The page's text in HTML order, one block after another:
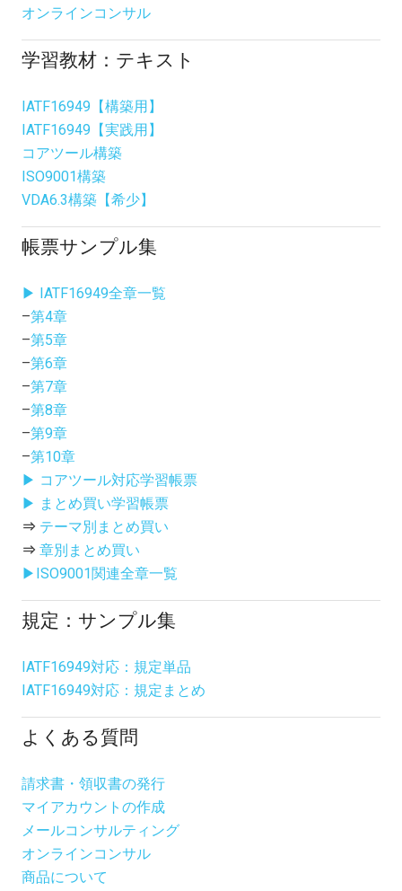
オンラインコンサル
学習教材：テキスト
IATF16949【構築用】
IATF16949【実践用】
コアツール構築
ISO9001構築
VDA6.3構築【希少】
帳票サンプル集
▶ IATF16949全章一覧
–第4章
–第5章
–第6章
–第7章
–第8章
–第9章
–第10章
▶ コアツール対応学習帳票
▶ まとめ買い学習帳票
⇒ テーマ別まとめ買い
⇒ 章別まとめ買い
▶ISO9001関連全章一覧
規定：サンプル集
IATF16949対応：規定単品
IATF16949対応：規定まとめ
よくある質問
請求書・領収書の発行
マイアカウントの作成
メールコンサルティング
オンラインコンサル
商品について